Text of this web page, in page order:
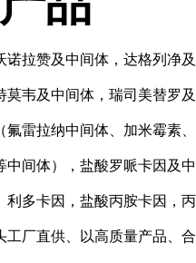
拉赞及中间体，达格列净及
韦及中间体，瑞司美替罗及
雷拉纳中间体、加米霉素、
间体），盐酸罗哌卡因及中
利多卡因，盐酸丙胺卡因，丙
工厂直供、以高质量产品、合